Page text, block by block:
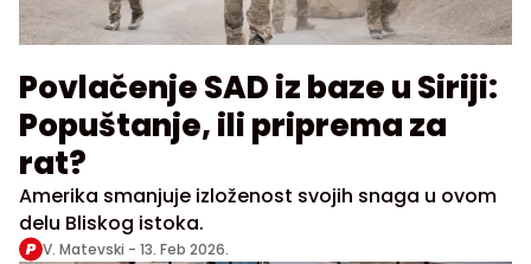
Povlačenje SAD iz baze u Siriji:
Popuštanje, ili priprema za
rat?
Amerika smanjuje izloženost svojih snaga u ovom
delu Bliskog istoka.
V. Matevski - 13. Feb 2026.